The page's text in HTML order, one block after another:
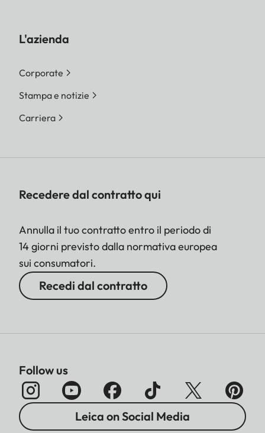
L'azienda
Corporate
Stampa e notizie
Carriera
Recedere dal contratto qui
Annulla il tuo contratto entro il periodo di
14 giorni previsto dalla normativa europea
sui consumatori.
Recedi dal contratto
Follow us
Leica on Social Media